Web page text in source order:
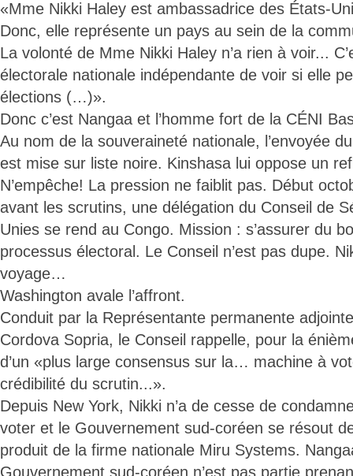
«Mme Nikki Haley est ambassadrice des États-
Donc, elle représente un pays au sein de la
La volonté de Mme Nikki Haley n’a rien à voir...
électorale nationale indépendante de voir si elle
élections (…)».
Donc c’est Nangaa et l’homme fort de la CÉNI
Au nom de la souveraineté nationale, l’envoyée
est mise sur liste noire. Kinshasa lui oppose un
N’empêche! La pression ne faiblit pas. Début
avant les scrutins, une délégation du Conseil de
Unies se rend au Congo. Mission : s’assurer du
processus électoral. Le Conseil n’est pas dupe.
voyage…
Washington avale l’affront.
Conduit par la Représentante permanente
Cordova Sopria, le Conseil rappelle, pour la
d’un «plus large consensus sur la… machine à
crédibilité du scrutin...».
Depuis New York, Nikki n’a de cesse de
voter et le Gouvernement sud-coréen se résout
produit de la firme nationale Miru Systems.
Gouvernement sud-coréen n’est pas partie